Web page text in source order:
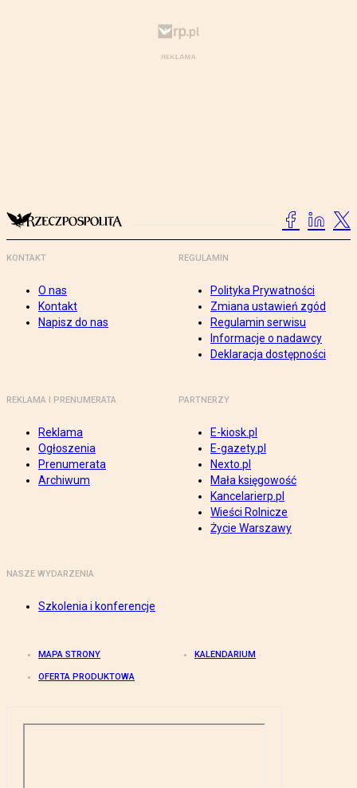
KONTAKT
O nas
Kontakt
Napisz do nas
REGULAMIN
Polityka Prywatności
Zmiana ustawień zgód
Regulamin serwisu
Informacje o nadawcy
Deklaracja dostępności
REKLAMA I PRENUMERATA
Reklama
Ogłoszenia
Prenumerata
Archiwum
PARTNERZY
E-kiosk.pl
E-gazety.pl
Nexto.pl
Mała księgowość
Kancelarierp.pl
Wieści Rolnicze
Życie Warszawy
NASZE WYDARZENIA
Szkolenia i konferencje
MAPA STRONY KALENDARIUM
OFERTA PRODUKTOWA